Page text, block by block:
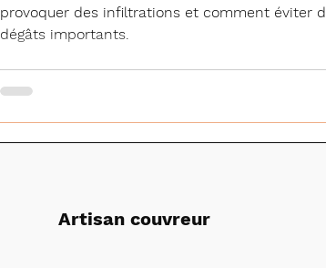
provoquer des infiltrations et comment éviter
dégâts importants.
Artisan couvreur